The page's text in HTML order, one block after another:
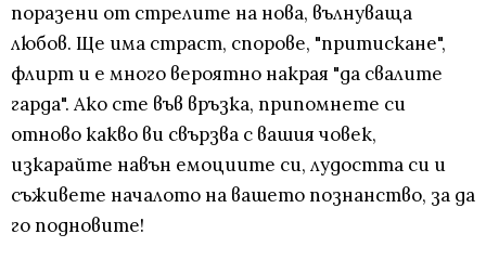
поразени от стрелите на нова, вълнуваща
любов. Ще има страст, спорове, "притискане",
флирт и е много вероятно накрая "да свалите
гарда". Ако сте във връзка, припомнете си
отново какво ви свързва с вашия човек,
изкарайте навън емоциите си, лудостта си и
съживете началото на вашето познанство, за да
го подновите!